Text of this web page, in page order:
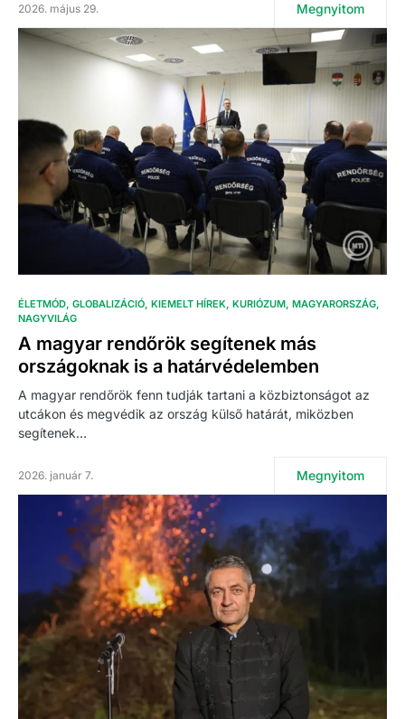
2026. május 29. Megnyitom
ÉLETMÓD GLOBALIZÁCIÓ KIEMELT HÍREK KURIÓZUM MAGYARORSZÁG
NAGYVILÁG
A magyar rendőrök segítenek más
országoknak is a határvédelemben
A magyar rendőrök fenn tudják tartani a közbiztonságot az
utcákon és megvédik az ország külső határát, miközben
segítenek…
2026. január 7. Megnyitom